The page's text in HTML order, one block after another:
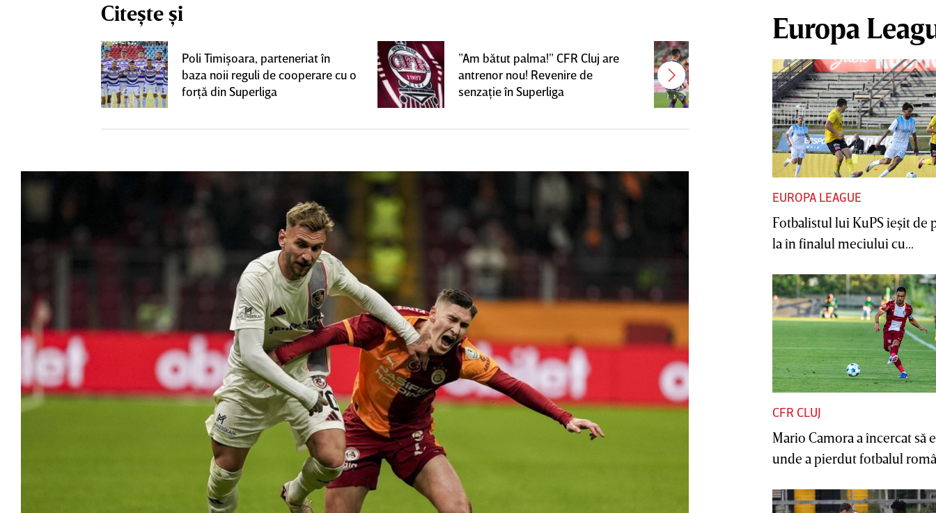
Citește și
Poli Timişoara, parteneriat în
baza noii reguli de cooperare cu o
forţă din Superliga
”Am bătut palma!” CFR Cluj are
antrenor nou! Revenire de
senzaţie în Superliga
Se prevede un „război” între
Jayson Papeau şi suporterii lui
UTA! Fanii arădeni au fost scoşi
din sărite de ce a făcut francezul
la finalul meciului cu Rapid: „Un
gest pe care nu îl putem accepta”
Europa
EUROPA LEAGUE
Fotbalistul lui KuPS ieşit de
la în finalul meciului cu...
CFR CLUJ
Mario Camora a încercat să
unde a pierdut fotbalul